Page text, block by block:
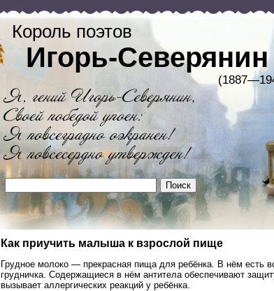
Король поэтов
Игорь-Северянин
Как приучить малыша к взрослой пище
Грудное молоко — прекрасная пища для ребёнка. В нём есть
грудничка. Содержащиеся в нём антитела обеспечивают
вызывает аллергических реакций у ребёнка.